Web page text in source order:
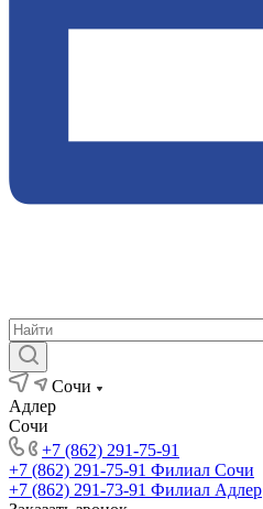
Сочи
Адлер
Сочи
+7 (862) 291-75-91
+7 (862) 291-75-91 Филиал Сочи
+7 (862) 291-73-91 Филиал Адлер